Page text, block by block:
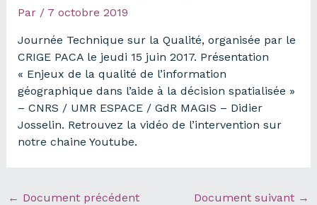
Par / 7 octobre 2019
Journée Technique sur la Qualité, organisée par le
CRIGE PACA le jeudi 15 juin 2017. Présentation
« Enjeux de la qualité de l’information
géographique dans l’aide à la décision spatialisée »
– CNRS / UMR ESPACE / GdR MAGIS – Didier
Josselin. Retrouvez la vidéo de l’intervention sur
notre chaine Youtube.
← Document précédent Document suivant →